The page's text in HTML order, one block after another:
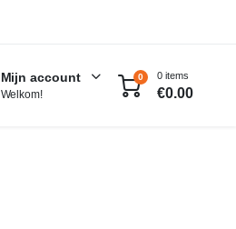
Mijn account
Welkom!
0 0 items
€0.00